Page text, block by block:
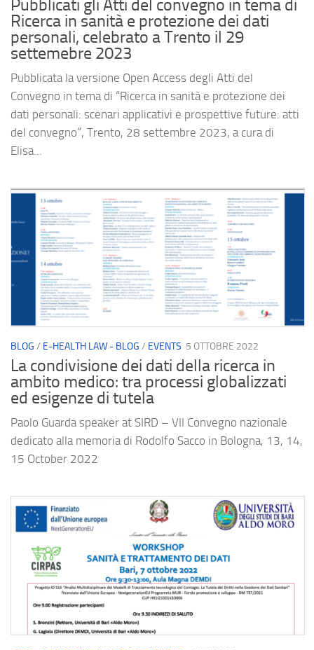
Pubblicati gli Atti del convegno in tema di
Ricerca in sanità e protezione dei dati
personali, celebrato a Trento il 29
settemebre 2023
Pubblicata la versione Open Access degli Atti del
Convegno in tema di “Ricerca in sanità e protezione dei
dati personali: scenari applicativi e prospettive future: atti
del convegno“, Trento, 28 settembre 2023, a cura di
Elisa...
BLOG / E-HEALTH LAW - BLOG / EVENTS 5 OTTOBRE 2022
La condivisione dei dati della ricerca in
ambito medico: tra processi globalizzati
ed esigenze di tutela
Paolo Guarda speaker at SIRD – VII Convegno nazionale
dedicato alla memoria di Rodolfo Sacco in Bologna, 13, 14,
15 October 2022